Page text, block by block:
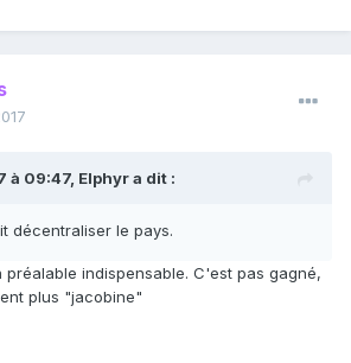
à 09:47, Elphyra dit :
décentraliser le pays.
indispensable. C'est pas gagné,
plus "jacobine"